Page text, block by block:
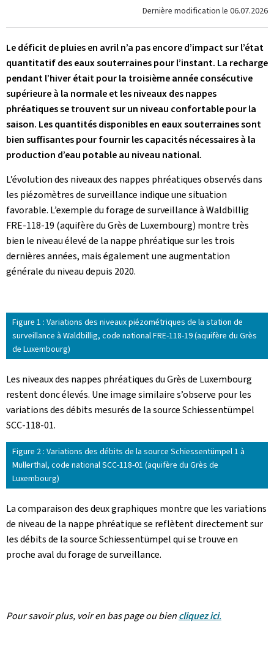
Dernière modification le 06.07.2026
Le déficit de pluies en avril n’a pas encore d’impact sur l’état
quantitatif des eaux souterraines pour l’instant. La recharge
pendant l’hiver était pour la troisième année consécutive
supérieure à la normale et les niveaux des nappes
phréatiques se trouvent sur un niveau confortable pour la
saison. Les quantités disponibles en eaux souterraines sont
bien suffisantes pour fournir les capacités nécessaires à la
production d’eau potable au niveau national.
L’évolution des niveaux des nappes phréatiques observés dans
les piézomètres de surveillance indique une situation
favorable. L’exemple du forage de surveillance à Waldbillig
FRE-118-19 (aquifère du Grès de Luxembourg) montre très
bien le niveau élevé de la nappe phréatique sur les trois
dernières années, mais également une augmentation
générale du niveau depuis 2020.
Figure 1 : Variations des niveaux piézométriques de la station de
surveillance à Waldbillig, code national FRE-118-19 (aquifère du Grès
de Luxembourg)
Les niveaux des nappes phréatiques du Grès de Luxembourg
restent donc élevés. Une image similaire s’observe pour les
variations des débits mesurés de la source Schiessentümpel
SCC-118-01.
Figure 2 : Variations des débits de la source Schiessentümpel 1 à
Mullerthal, code national SCC-118-01 (aquifère du Grès de
Luxembourg)
La comparaison des deux graphiques montre que les variations
de niveau de la nappe phréatique se reflètent directement sur
les débits de la source Schiessentümpel qui se trouve en
proche aval du forage de surveillance.
Pour savoir plus, voir en bas page ou biencliquez ici.